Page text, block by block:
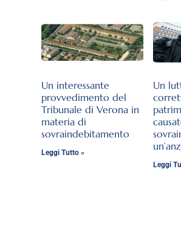
Un interessante
provvedimento del
Tribunale di Verona in
materia di
sovraindebitamento
Leggi Tutto »
Un
Leggi